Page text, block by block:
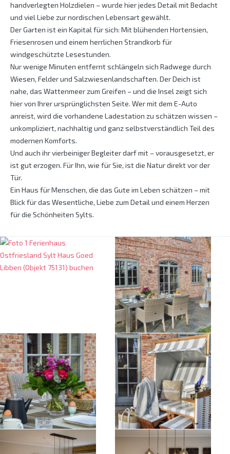
handverlegten Holzdielen – wurde hier jedes Detail mit Bedacht
und viel Liebe zur nordischen Lebensart gewählt.
Der Garten ist ein Kapital für sich: Mit blühenden Hortensien,
Friesenrosen und einem herrlichen Strandkorb für
windgeschützte Lesestunden.
Nur wenige Minuten entfernt schlängeln sich Radwege durch
Wiesen, Felder und Salzwiesenlandschaften. Der Deich ist
nahe, das Wattenmeer zum Greifen – und die Insel zeigt sich
hier von Ihrer ursprünglichsten Seite. Wer mit dem E-Auto
anreist, wird die vorhandene Ladestation zu schätzen wissen –
unkompliziert, nachhaltig und ganz selbstverständlich Teil des
modernen Komforts.
Und auch ihr vierbeiniger Begleiter darf mit – vorausgesetzt, er
ist gut erzogen. Für Ihn, wie für Sie, ist die Natur direkt vor der
Tür.
Ein Haus für Menschen, die das Gute im Leben schätzen – mit
Blick für das Wesentliche, Liebe zum Detail und einem Herzen
für die Schönheiten Sylts.